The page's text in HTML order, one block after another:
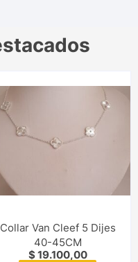
Collar Van Cleef 5 Dijes
40-45CM
$19.100,00